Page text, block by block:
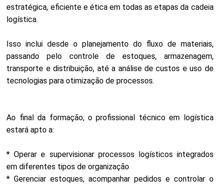
estratégica, eficiente e ética em todas as etapas da cadeia
logística.
Isso inclui desde o planejamento do fluxo de materiais,
passando pelo controle de estoques, armazenagem,
transporte e distribuição, até a análise de custos e uso de
tecnologias para otimização de processos.
Ao final da formação, o profissional técnico em logística
estará apto a:
* Operar e supervisionar processos logísticos integrados
em diferentes tipos de organização
* Gerenciar estoques, acompanhar pedidos e controlar o